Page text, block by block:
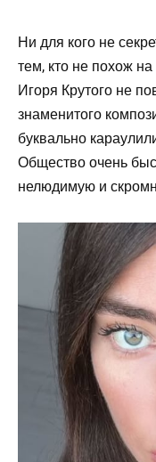
Ни для кого не
тем, кто не похож
Игоря Крутого не
знаменитого
буквально
Общество очень
нелюдимую и